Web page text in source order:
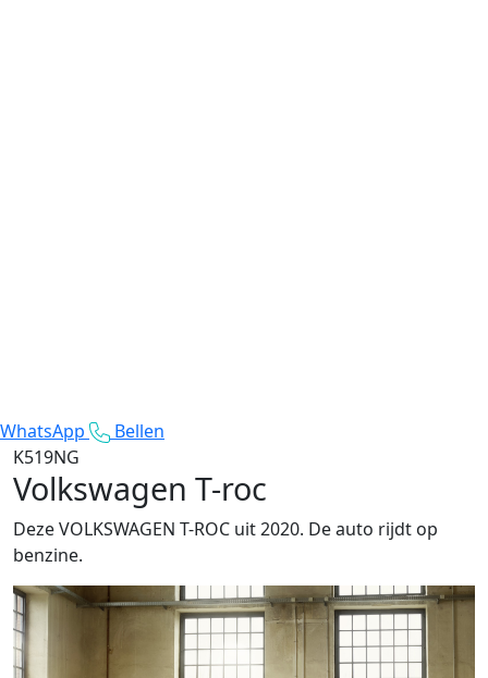
WhatsApp
Bellen
K519NG
Volkswagen T-roc
Deze VOLKSWAGEN T-ROC uit 2020. De auto rijdt op
benzine.